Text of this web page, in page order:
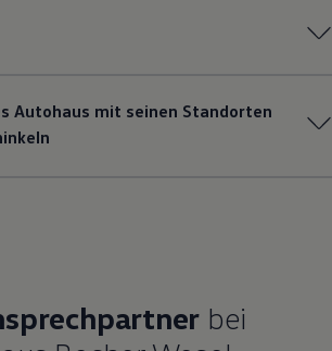
Autohaus mit seinen Standorten
bei